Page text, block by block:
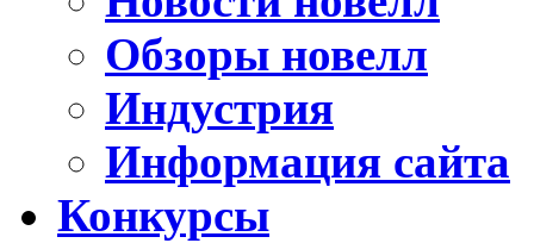
Обзоры новелл
Индустрия
Информация сайта
Конкурсы